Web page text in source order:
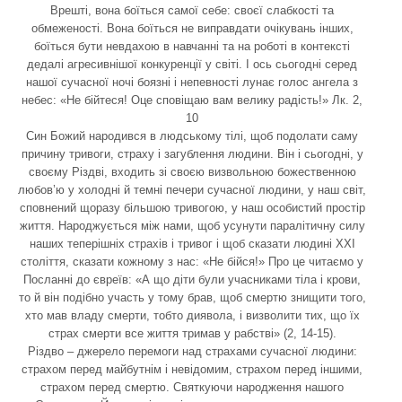
Врешті, вона боїться самої себе: своєї слабкості та
обмеженості. Вона боїться не виправдати очікувань інших,
боїться бути невдахою в навчанні та на роботі в контексті
дедалі агресивнішої конкуренції у світі. І ось сьогодні серед
нашої сучасної ночі боязні і непевності лунає голос ангела з
небес: «Не бійтеся! Оце сповіщаю вам велику радість!» Лк. 2,
10
Син Божий народився в людському тілі, щоб подолати саму
причину тривоги, страху і загублення людини. Він і сьогодні, у
своєму Різдві, входить зі своєю визвольною божественною
любов’ю у холодні й темні печери сучасної людини, у наш світ,
сповнений щоразу більшою тривогою, у наш особистий простір
життя. Народжується між нами, щоб усунути паралітичну силу
наших теперішніх страхів і тривог і щоб сказати людині ХХІ
століття, сказати кожному з нас: «Не бійся!» Про це читаємо у
Посланні до євреїв: «А що діти були учасниками тіла і крови,
то й він подібно участь у тому брав, щоб смертю знищити того,
хто мав владу смерти, тобто диявола, і визволити тих, що їх
страх смерти все життя тримав у рабстві» (2, 14-15).
Різдво – джерело перемоги над страхами сучасної людини:
страхом перед майбутнім і невідомим, страхом перед іншими,
страхом перед смертю. Святкуючи народження нашого